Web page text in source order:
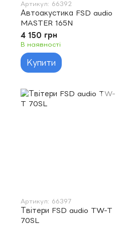
Артикул: 66392
Автоакустика FSD audio
MASTER 165N
4 150 грн
В наявності
Купити
Артикул: 66397
Твітери FSD audio TW-T
70SL